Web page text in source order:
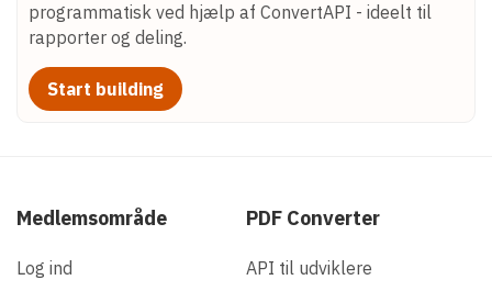
programmatisk ved hjælp af ConvertAPI - ideelt til
rapporter og deling.
Start building
Medlemsområde
Log ind
PDF Converter
API til udviklere